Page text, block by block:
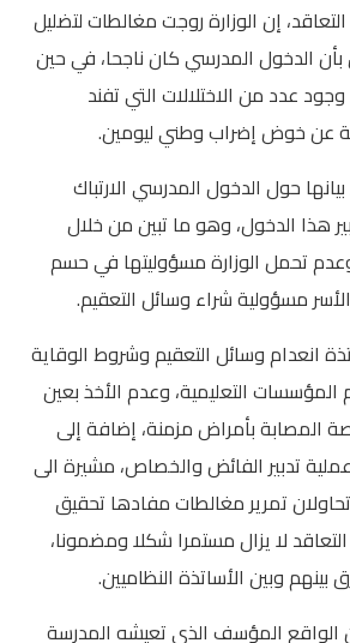
المستوى الثالث
المستوى الرابع
المستوى السادس
فروض و امتحانات
المرحلة الأولى
المرحلة الثانية
الإمتحان الموحد المحلي
المرحلة الثالثة
إن الوزارة روجت مغالطات لتضليل
بأن الدخول المدرسي كان ناجحا، في حين
عدد من الاختلالات التي تفند
عن خوض إضراب وطني ليومين.
حول الدخول المدرسي الارتباك
هذا الدخول، وهو ما تبين من خلال
وعدم تحمل الوزارة مسؤوليتها في حسم
مسؤولية شراء وسائل التعقيم.
انعدام وسائل التعقيم وشروط الوقاية
19 بمعظم المؤسسات التعليمية، وعدم الأخذ بعين
المصابة بأمراض مزمنة، إضافة إلى
تدبير الفائض والخصاص، مشيرة الى
تمرير مغالطات مفادها تحقيق
لا يزال مستمرا شكلا ومضمونا،
وبين الأساتذة النظاميين.
المؤسف الذي تعيشه المدرسة